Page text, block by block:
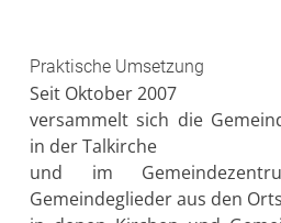
Praktische Umsetzung
Seit Oktober 2007
versammelt sich die
in der Talkirche
und im
Gemeindeglieder aus den